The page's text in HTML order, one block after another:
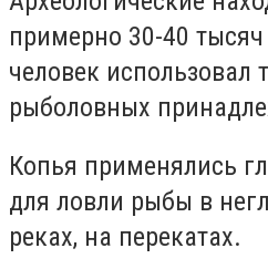
примерно 30-40
человек использовал
рыболовных
Копья применялись
для ловли рыбы в
реках, на перекатах.